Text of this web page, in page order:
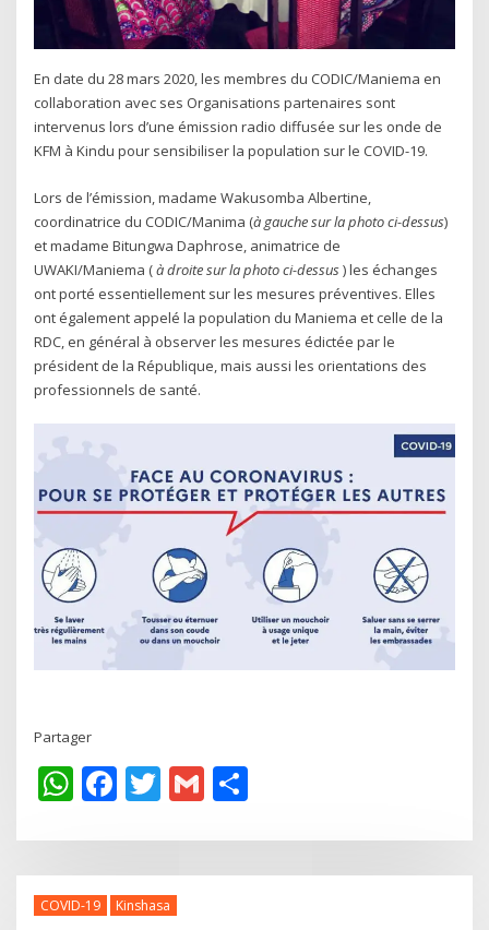
En date du 28 mars 2020, les membres du CODIC/Maniema en
collaboration avec ses Organisations partenaires sont
intervenus lors d’une émission radio diffusée sur les onde de
KFM à Kindu pour sensibiliser la population sur le COVID-19.
Lors de l’émission, madame Wakusomba Albertine,
coordinatrice du CODIC/Manima (à gauche sur la photo ci-dessus)
et madame Bitungwa Daphrose, animatrice de
UWAKI/Maniema (à droite sur la photo ci-dessus) les échanges
ont porté essentiellement sur les mesures préventives. Elles
ont également appelé la population du Maniema et celle de la
RDC, en général à observer les mesures édictée par le
président de la République, mais aussi les orientations des
professionnels de santé.
Partager
WhatsApp
Facebook
Twitter
Gmail
COVID-19 Kinshasa